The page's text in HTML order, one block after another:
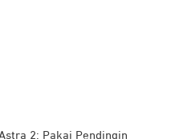
2: Pakai Pendingin